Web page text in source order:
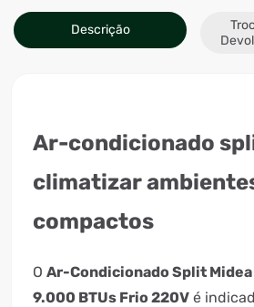
Descrição
Ar-condicionado
climatizar
compactos
O Ar-Condicionado Split
9.000 BTUs Frio 220V é